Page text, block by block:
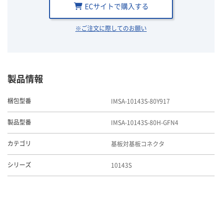
ECサイトで購入する
※ご注文に際してのお願い
製品情報
梱包型番 IMSA-10143S-80Y917
製品型番 IMSA-10143S-80H-GFN4
カテゴリ 基板対基板コネクタ
シリーズ 10143S